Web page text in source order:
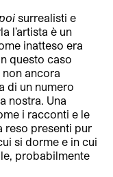
surrealisti e
l’artista è un
inatteso era
questo caso
ancora
di un numero
nostra. Una
i racconti e le
reso presenti pur
si dorme e in cui
probabilmente